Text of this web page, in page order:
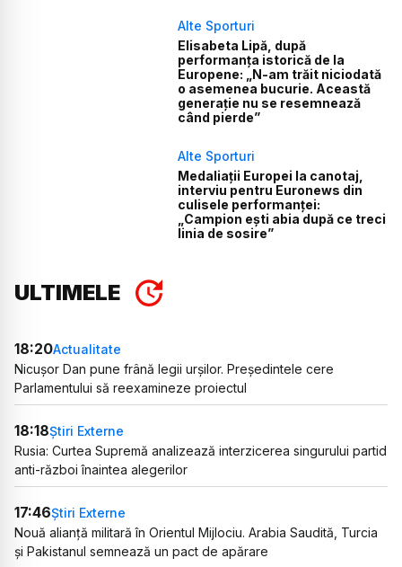
Alte Sporturi
Elisabeta Lipă, după
performanța istorică de la
Europene: „N-am trăit niciodată
o asemenea bucurie. Această
generație nu se resemnează
când pierde”
Alte Sporturi
Medaliații Europei la canotaj,
interviu pentru Euronews din
culisele performanței:
„Campion ești abia după ce treci
linia de sosire”
ULTIMELE
18:20Actualitate
Nicușor Dan pune frână legii urșilor. Președintele cere
Parlamentului să reexamineze proiectul
18:18Știri Externe
Rusia: Curtea Supremă analizează interzicerea singurului partid
anti-război înaintea alegerilor
17:46Știri Externe
Nouă alianță militară în Orientul Mijlociu. Arabia Saudită, Turcia
și Pakistanul semnează un pact de apărare